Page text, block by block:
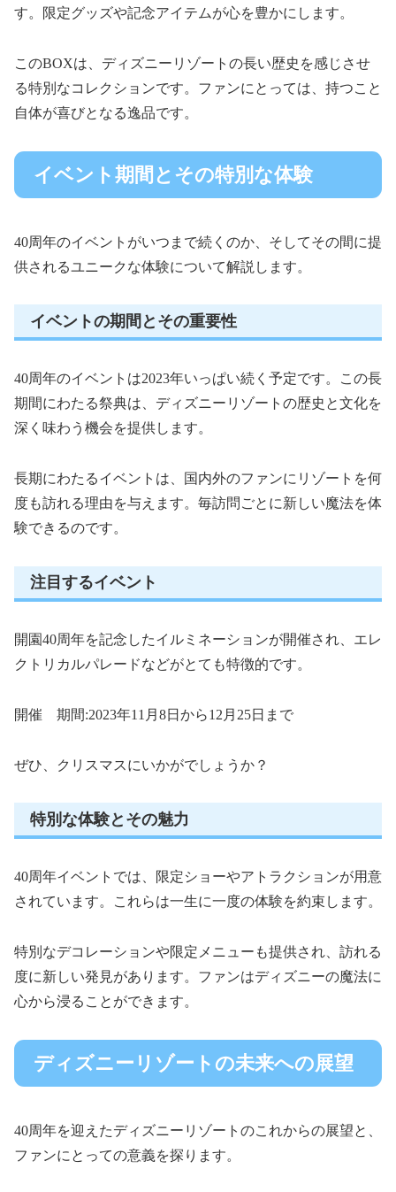
す。限定グッズや記念アイテムが心を豊かにします。
このBOXは、ディズニーリゾートの長い歴史を感じさせ
る特別なコレクションです。ファンにとっては、持つこと
自体が喜びとなる逸品です。
イベント期間とその特別な体験
40周年のイベントがいつまで続くのか、そしてその間に提
供されるユニークな体験について解説します。
イベントの期間とその重要性
40周年のイベントは2023年いっぱい続く予定です。この長
期間にわたる祭典は、ディズニーリゾートの歴史と文化を
深く味わう機会を提供します。
長期にわたるイベントは、国内外のファンにリゾートを何
度も訪れる理由を与えます。毎訪問ごとに新しい魔法を体
験できるのです。
注目するイベント
開園40周年を記念したイルミネーションが開催され、エレ
クトリカルパレードなどがとても特徴的です。
開催 期間:2023年11月8日から12月25日まで
ぜひ、クリスマスにいかがでしょうか？
特別な体験とその魅力
40周年イベントでは、限定ショーやアトラクションが用意
されています。これらは一生に一度の体験を約束します。
特別なデコレーションや限定メニューも提供され、訪れる
度に新しい発見があります。ファンはディズニーの魔法に
心から浸ることができます。
ディズニーリゾートの未来への展望
40周年を迎えたディズニーリゾートのこれからの展望と、
ファンにとっての意義を探ります。